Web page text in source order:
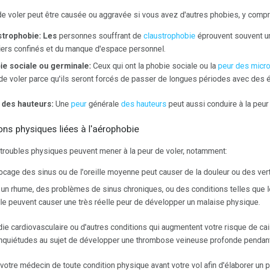
voler peut être causée ou aggravée si vous avez d'autres phobies, y
Les personnes souffrant de claustrophobie éprouvent souvent
confinés et du manque d'espace personnel.
sociale ou germinale: Ceux qui ont la phobie sociale ou la peur des
voler parce qu'ils seront forcés de passer de longues périodes avec des
hauteurs: Une peur générale des hauteurs peut aussi conduire à la peur
physiques liées à l'aérophobie
physiques peuvent mener à la peur de voler, notamment:
des sinus ou de l'oreille moyenne peut causer de la douleur ou des
rhume, des problèmes de sinus chroniques, ou des conditions telles que
peuvent causer une très réelle peur de développer un malaise physique.
cardiovasculaire ou d'autres conditions qui augmentent votre risque de
au sujet de développer une thrombose veineuse profonde
médecin de toute condition physique avant votre vol afin d'élaborer un